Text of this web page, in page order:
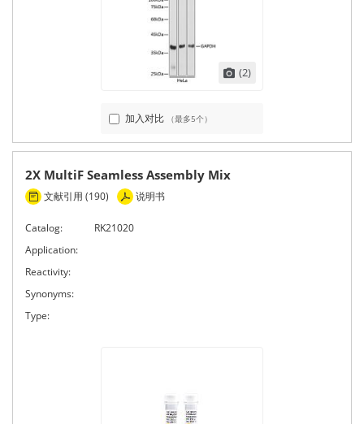
(2)
加入对比 （最多5个）
2X MultiF Seamless Assembly Mix
文献引用 (190) 说明书
Catalog:
RK21020
Application:
Reactivity:
Synonyms:
Type: